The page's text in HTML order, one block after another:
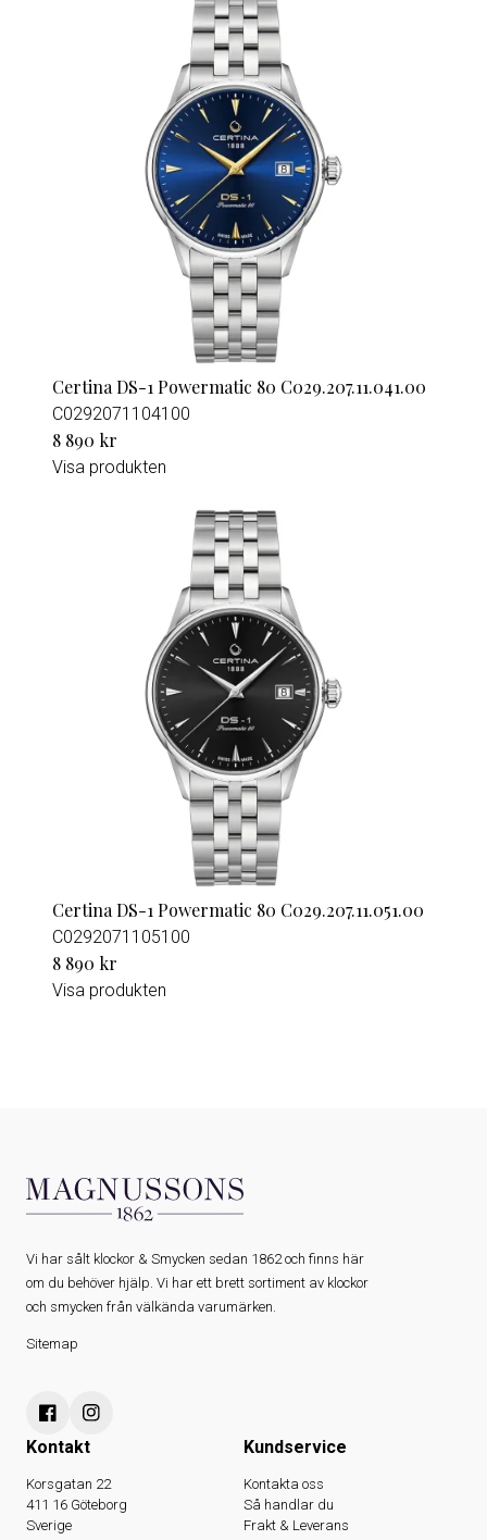
Certina DS-1 Powermatic 80 C029.207.11.041.00
C0292071104100
8 890 kr
Visa produkten
Certina DS-1 Powermatic 80 C029.207.11.051.00
C0292071105100
8 890 kr
Visa produkten
Vi har sålt klockor & Smycken sedan 1862 och finns här
om du behöver hjälp. Vi har ett brett sortiment av klockor
och smycken från välkända varumärken.
Sitemap
Kontakt
Korsgatan 22
411 16 Göteborg
Sverige
Kundservice
Kontakta oss
Så handlar du
Frakt & Leverans